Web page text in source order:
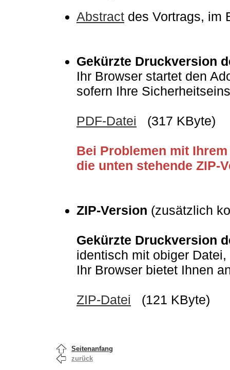
Abstract des Vortrags, im
Gekürzte Druckversion
Ihr Browser startet den
sofern Ihre
PDF-Datei (317 KByte)
Bei Problemen mit
die unten stehende ZIP-
ZIP-Version (zusätzlich
Gekürzte Druckversion
identisch mit obiger
Ihr Browser bietet Ihnen
ZIP-Datei (121 KByte)
Seitenanfang
zurück